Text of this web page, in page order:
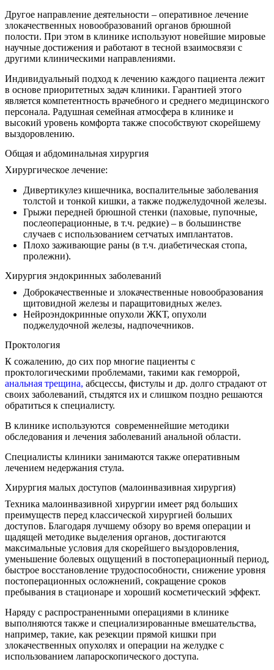
Другое направление деятельности – оперативное лечение
злокачественных новообразований органов брюшной
полости. При этом в клинике используют новейшие мировые
научные достижения и работают в тесной взаимосвязи с
другими клиническими направлениями.
Индивидуальный подход к лечению каждого пациента лежит
в основе приоритетных задач клиники. Гарантией этого
является компетентность врачебного и среднего медицинского
персонала. Радушная семейная атмосфера в клинике и
высокий уровень комфорта также способствуют скорейшему
выздоровлению.
Общая и абдоминальная хирургия
Хирургическое лечение:
Дивертикулез кишечника, воспалительные заболевания
толстой и тонкой кишки, а также поджелудочной железы.
Грыжи передней брюшной стенки (паховые, пупочные,
послеоперационные, в т.ч. редкие) – в большинстве
случаев с использованием сетчатых имплантатов.
Плохо заживающие раны (в т.ч. диабетическая стопа,
пролежни).
Хирургия эндокринных заболеваний
Доброкачественные и злокачественные новообразования
щитовидной железы и паращитовидных желез.
Нейроэндокринные опухоли ЖКТ, опухоли
поджелудочной железы, надпочечников.
Проктология
К сожалению, до сих пор многие пациенты с
проктологическими проблемами, такими как геморрой,
анальная трещина, абсцессы, фистулы и др. долго страдают от
своих заболеваний, стыдятся их и слишком поздно решаются
обратиться к специалисту.
В клинике используются современнейшие методики
обследования и лечения заболеваний анальной области.
Специалисты клиники занимаются также оперативным
лечением недержания стула.
Хирургия малых доступов (малоинвазивная хирургия)
Техника малоинвазивной хирургии имеет ряд больших
преимуществ перед классической хирургией больших
доступов. Благодаря лучшему обзору во время операции и
щадящей методике выделения органов, достигаются
максимальные условия для скорейшего выздоровления,
уменьшение болевых ощущений в постоперационный период,
быстрое восстановление трудоспособности, снижение уровня
постоперационных осложнений, сокращение сроков
пребывания в стационаре и хороший косметический эффект.
Наряду с распространенными операциями в клинике
выполняются также и специализированные вмешательства,
например, такие, как резекции прямой кишки при
злокачественных опухолях и операции на желудке с
использованием лапароскопического доступа.